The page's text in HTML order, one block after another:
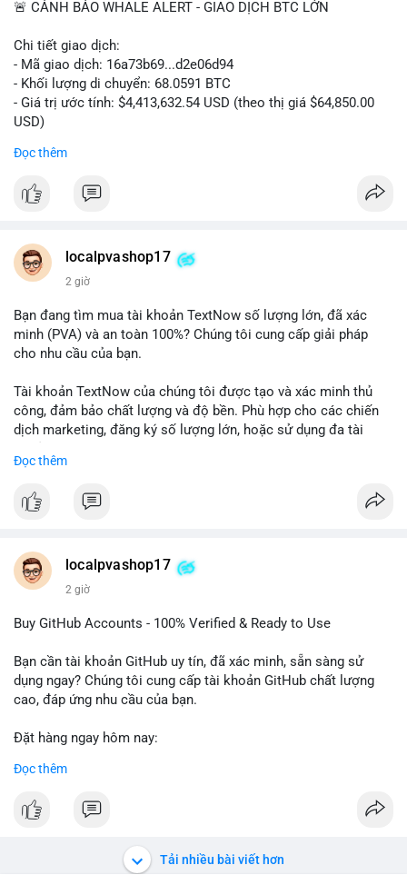
🚨 CẢNH BÁO WHALE ALERT - GIAO DỊCH BTC LỚN
Chi tiết giao dịch:
- Mã giao dịch: 16a73b69...d2e06d94
- Khối lượng di chuyển: 68.0591 BTC
- Giá trị ước tính: $4,413,632.54 USD (theo thị giá $64,850.00
USD)
luân chuyển trong một giao dịch duy nhất cho thấy dấu hiệu
bước chuẩn bị cho một lệnh bán lớn trên sàn tập trung, tạo áp
lực giảm ngắn hạn. Ngược lại, nếu dòng tiền hướng về ví lạnh
ánh niềm tin vào xu hướng tăng. Việc theo dõi điểm đến tiếp
theo của số BTC này là then chốt để xác định tâm lý thị
trường.
Nhà đầu tư nhỏ lẻ nên thận trọng, tránh hành động theo cảm
xúc. Quan sát dòng tiền trong 24-48 giờ tới để xác nhận xu
hướng trước khi đưa ra quyết định vào lệnh.
#68dot0591btc
Đọc thêm
localpvashop17
2 giờ
Bạn đang tìm mua tài khoản TextNow số lượng lớn, đã xác
minh (PVA) và an toàn 100%? Chúng tôi cung cấp giải pháp
cho nhu cầu của bạn.
Tài khoản TextNow của chúng tôi được tạo và xác minh thủ
công, đảm bảo chất lượng và độ bền. Phù hợp cho các chiến
dịch marketing, đăng ký số lượng lớn, hoặc sử dụng đa tài
chúng tôi qua:
- Email: localpvashop@gmail.com
dịch vụ chuyên nghiệp!
#buytextnowaccounts #pva #textnow
Đọc thêm
localpvashop17
2 giờ
Buy GitHub Accounts - 100% Verified & Ready to Use
Bạn cần tài khoản GitHub uy tín, đã xác minh, sẵn sàng sử
dụng ngay? Chúng tôi cung cấp tài khoản GitHub chất lượng
cao, đáp ứng nhu cầu của bạn.
Đặt hàng ngay hôm nay:
✅ Phản hồi trong 24 giờ
✅ WhatsApp: +1 (66
✅ Telegram: @localpvashop
Đọc thêm
Tải nhiều bài viết hơn